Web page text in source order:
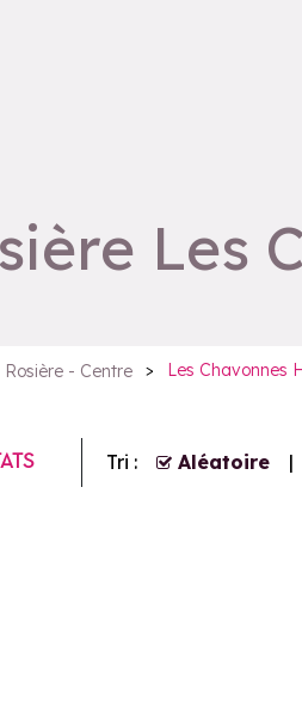
Les
Rosière - Centre > Les Chavonnes
Tri : Aléatoire